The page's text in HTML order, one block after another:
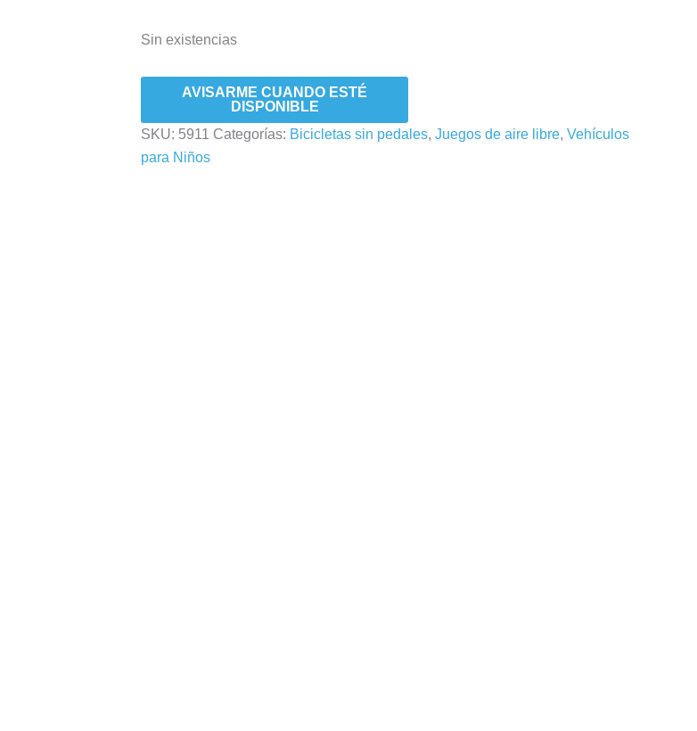
Sin existencias
AVISARME CUANDO ESTÉ
DISPONIBLE
SKU: 5911 Categorías: Bicicletas sin pedales, Juegos de aire libre, Vehículos
para Niños